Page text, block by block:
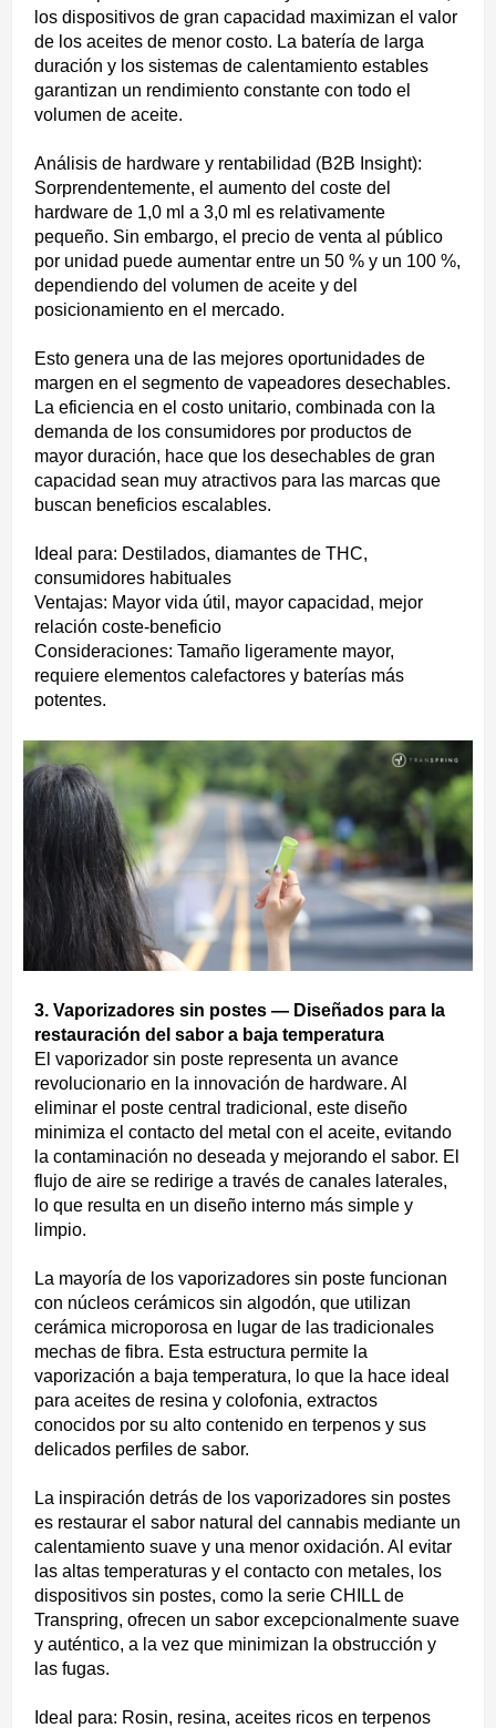
los dispositivos de gran capacidad maximizan el valor
de los aceites de menor costo. La batería de larga
duración y los sistemas de calentamiento estables
garantizan un rendimiento constante con todo el
volumen de aceite.
Análisis de hardware y rentabilidad (B2B Insight):
Sorprendentemente, el aumento del coste del
hardware de 1,0 ml a 3,0 ml es relativamente
pequeño. Sin embargo, el precio de venta al público
por unidad puede aumentar entre un 50 % y un 100 %,
dependiendo del volumen de aceite y del
posicionamiento en el mercado.
Esto genera una de las mejores oportunidades de
margen en el segmento de vapeadores desechables.
La eficiencia en el costo unitario, combinada con la
demanda de los consumidores por productos de
mayor duración, hace que los desechables de gran
capacidad sean muy atractivos para las marcas que
buscan beneficios escalables.
Ideal para: Destilados, diamantes de THC,
consumidores habituales
Ventajas: Mayor vida útil, mayor capacidad, mejor
relación coste-beneficio
Consideraciones: Tamaño ligeramente mayor,
requiere elementos calefactores y baterías más
potentes.
3. Vaporizadores sin postes — Diseñados para la
restauración del sabor a baja temperatura
El vaporizador sin poste representa un avance
revolucionario en la innovación de hardware. Al
eliminar el poste central tradicional, este diseño
minimiza el contacto del metal con el aceite, evitando
la contaminación no deseada y mejorando el sabor. El
flujo de aire se redirige a través de canales laterales,
lo que resulta en un diseño interno más simple y
limpio.
La mayoría de los vaporizadores sin poste funcionan
con núcleos cerámicos sin algodón, que utilizan
cerámica microporosa en lugar de las tradicionales
mechas de fibra. Esta estructura permite la
vaporización a baja temperatura, lo que la hace ideal
para aceites de resina y colofonia, extractos
conocidos por su alto contenido en terpenos y sus
delicados perfiles de sabor.
La inspiración detrás de los vaporizadores sin postes
es restaurar el sabor natural del cannabis mediante un
calentamiento suave y una menor oxidación. Al evitar
las altas temperaturas y el contacto con metales, los
dispositivos sin postes, como la serie CHILL de
Transpring, ofrecen un sabor excepcionalmente suave
y auténtico, a la vez que minimizan la obstrucción y
las fugas.
Ideal para: Rosin, resina, aceites ricos en terpenos